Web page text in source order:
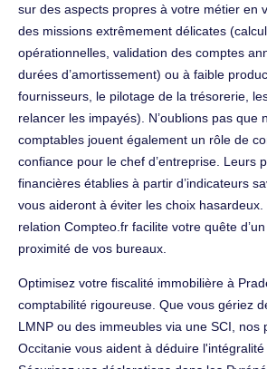
sur des aspects propres à votre métier en
des missions extrêmement délicates
opérationnelles, validation des comptes
durées d’amortissement) ou à faible
fournisseurs, le pilotage de la trésorerie,
relancer les impayés). N’oublions pas que
comptables jouent également un rôle de
confiance pour le chef d’entreprise. Leurs
financières établies à partir d’indicateurs
vous aideront à éviter les choix
relation Compteo.fr facilite votre quête
proximité de vos bureaux.
Optimisez votre fiscalité immobilière à
comptabilité rigoureuse. Que vous gériez
LMNP ou des immeubles via une SCI, nos
Occitanie vous aident à déduire l'intégralité